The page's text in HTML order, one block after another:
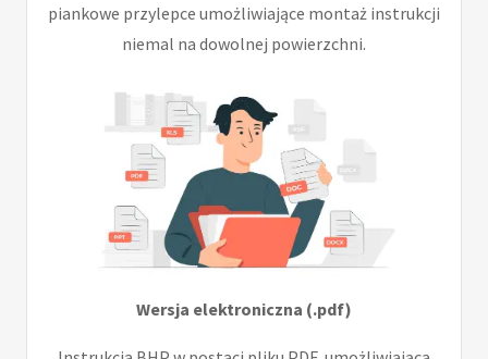
piankowe przylepce umożliwiające montaż instrukcji
niemal na dowolnej powierzchni.
Wersja elektroniczna (.pdf)